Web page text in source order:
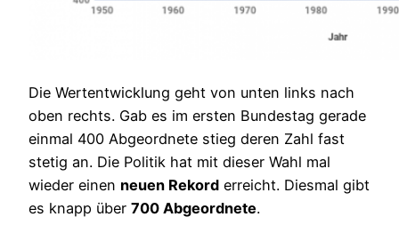
Die Wertentwicklung geht von unten links nach
oben rechts. Gab es im ersten Bundestag gerade
einmal 400 Abgeordnete stieg deren Zahl fast
stetig an. Die Politik hat mit dieser Wahl mal
wieder einen neuen Rekord erreicht. Diesmal gibt
es knapp über 700 Abgeordnete.